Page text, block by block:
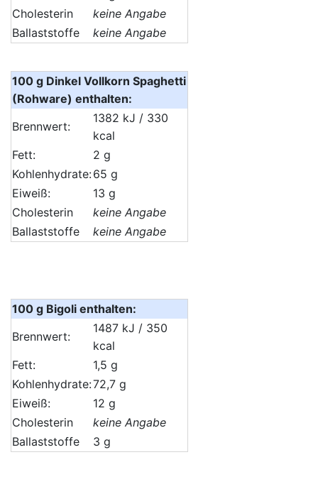
Cholesterin
keine Angabe
Ballaststoffe
keine Angabe
100 g Dinkel Vollkorn Spaghetti
(Rohware) enthalten:
Brennwert:
1382 kJ / 330
kcal
Fett:
2 g
Kohlenhydrate:65 g
Eiweiß:
13 g
Cholesterin
keine Angabe
Ballaststoffe
keine Angabe
100 g Bigoli enthalten:
Brennwert:
1487 kJ / 350
kcal
Fett:
1,5 g
Kohlenhydrate:72,7 g
Eiweiß:
12 g
Cholesterin
keine Angabe
Ballaststoffe
3 g